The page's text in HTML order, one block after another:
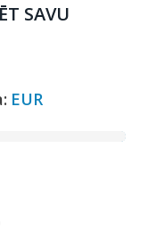
SAVU
EUR